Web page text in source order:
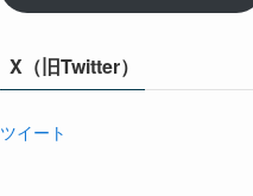
X（旧Twitter）
ツイート